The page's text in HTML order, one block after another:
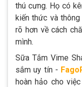
thú cưng. Họ có
kiến thức và
rõ hơn về cách
mình.
Sữa Tắm Vime
sắm uy tín -
hoàn hảo cho